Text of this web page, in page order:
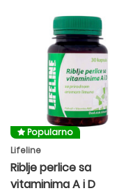
Popularno
Lifeline
Riblje perlice sa
vitaminima A i D